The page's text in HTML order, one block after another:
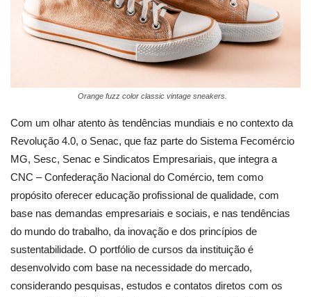
Orange fuzz color classic vintage sneakers.
Com um olhar atento às tendências mundiais e no contexto da
Revolução 4.0, o Senac, que faz parte do Sistema Fecomércio
MG, Sesc, Senac e Sindicatos Empresariais, que integra a
CNC – Confederação Nacional do Comércio, tem como
propósito oferecer educação profissional de qualidade, com
base nas demandas empresariais e sociais, e nas tendências
do mundo do trabalho, da inovação e dos princípios de
sustentabilidade. O portfólio de cursos da instituição é
desenvolvido com base na necessidade do mercado,
considerando pesquisas, estudos e contatos diretos com os